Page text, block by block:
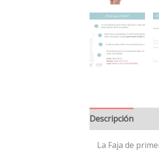
Descripción
La Faja de